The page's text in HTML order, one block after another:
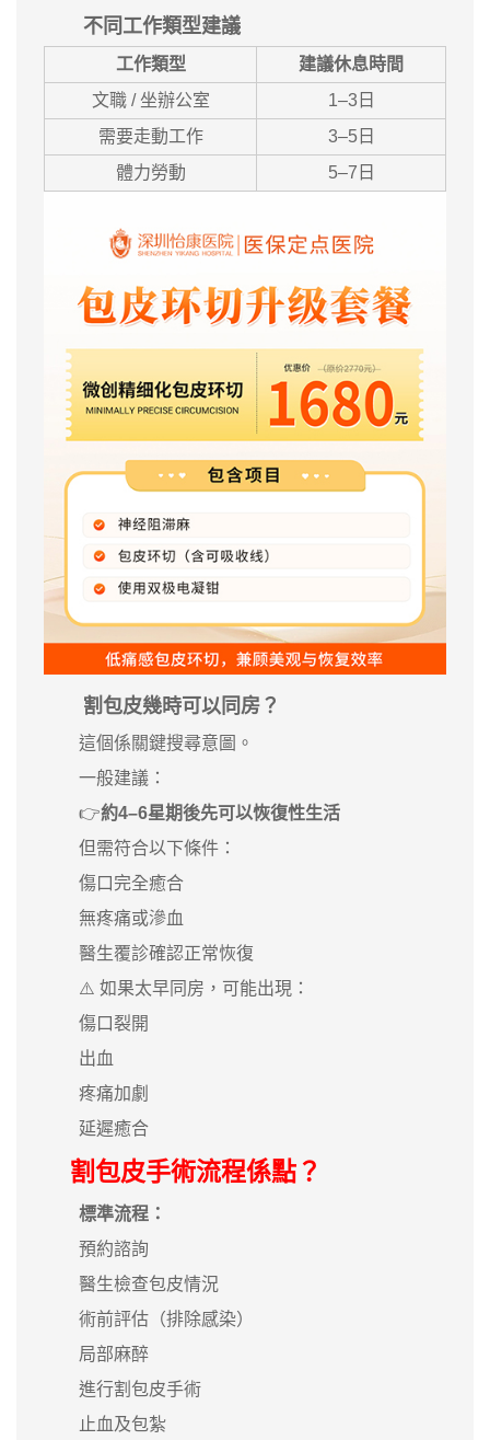
不同工作類型建議
工作類型
建議休息時間
文職 / 坐辦公室
1–3日
需要走動工作
3–5日
體力勞動
5–7日
割包皮幾時可以同房？
這個係關鍵搜尋意圖。
一般建議：
👉約4–6星期後先可以恢復性生活
但需符合以下條件：
傷口完全癒合
無疼痛或滲血
醫生覆診確認正常恢復
⚠️ 如果太早同房，可能出現：
傷口裂開
出血
疼痛加劇
延遲癒合
割包皮手術流程係點？
標準流程：
預約諮詢
醫生檢查包皮情況
術前評估（排除感染）
局部麻醉
進行割包皮手術
止血及包紮